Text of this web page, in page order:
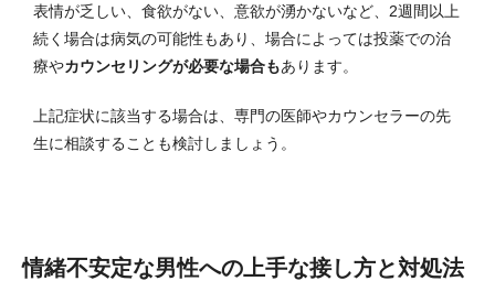
表情が乏しい、食欲がない、意欲が湧かないなど、2週間以上
続く場合は病気の可能性もあり、場合によっては投薬での治
療やカウンセリングが必要な場合もあります。
上記症状に該当する場合は、専門の医師やカウンセラーの先
生に相談することも検討しましょう。
情緒不安定な男性への上手な接し方と対処法